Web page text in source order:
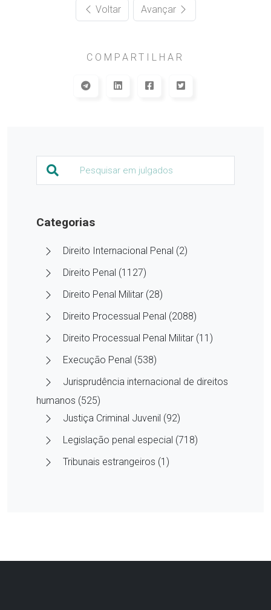
Voltar Avançar
COMPARTILHAR
Categorias
Direito Internacional Penal (2)
Direito Penal (1127)
Direito Penal Militar (28)
Direito Processual Penal (2088)
Direito Processual Penal Militar (11)
Execução Penal (538)
Jurisprudência internacional de direitos
humanos (525)
Justiça Criminal Juvenil (92)
Legislação penal especial (718)
Tribunais estrangeiros (1)